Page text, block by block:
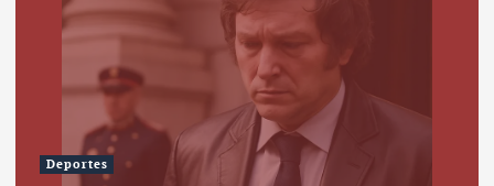
Deportes